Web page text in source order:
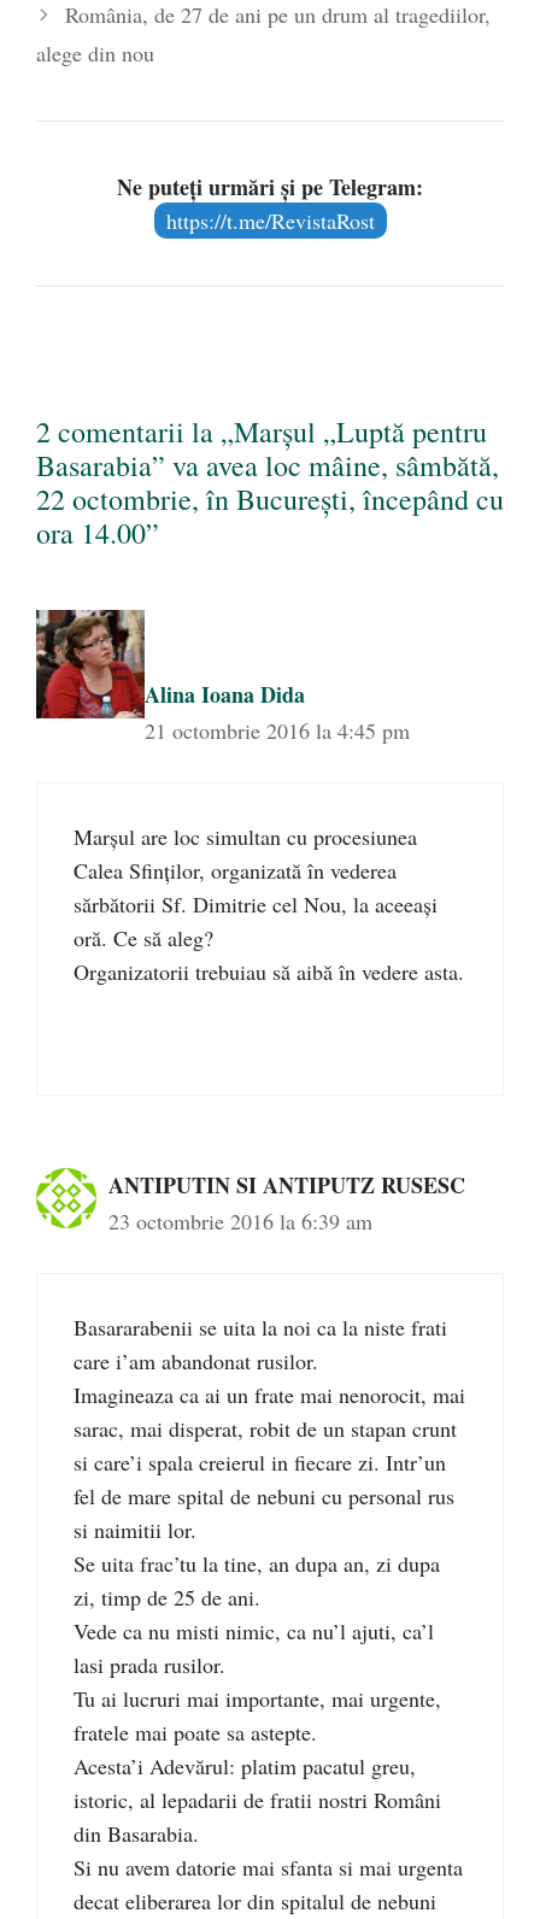
România, de 27 de ani pe un drum al tragediilor,
alege din nou
Ne puteți urmări și pe Telegram:
https://t.me/RevistaRost
2 comentarii la „Marșul „Luptă pentru
Basarabia” va avea loc mâine, sâmbătă,
22 octombrie, în București, începând cu
ora 14.00”
Alina Ioana Dida
21 octombrie 2016 la 4:45 pm
Marșul are loc simultan cu procesiunea
Calea Sfinților, organizată în vederea
sărbătorii Sf. Dimitrie cel Nou, la aceeași
oră. Ce să aleg?
Organizatorii trebuiau să aibă în vedere asta.
ANTIPUTIN SI ANTIPUTZ RUSESC
23 octombrie 2016 la 6:39 am
Basararabenii se uita la noi ca la niste frati
care i’am abandonat rusilor.
Imagineaza ca ai un frate mai nenorocit, mai
sarac, mai disperat, robit de un stapan crunt
si care’i spala creierul in fiecare zi. Intr’un
fel de mare spital de nebuni cu personal rus
si naimitii lor.
Se uita frac’tu la tine, an dupa an, zi dupa
zi, timp de 25 de ani.
Vede ca nu misti nimic, ca nu’l ajuti, ca’l
lasi prada rusilor.
Tu ai lucruri mai importante, mai urgente,
fratele mai poate sa astepte.
Acesta’i Adevărul: platim pacatul greu,
istoric, al lepadarii de fratii nostri Români
din Basarabia.
Si nu avem datorie mai sfanta si mai urgenta
decat eliberarea lor din spitalul de nebuni